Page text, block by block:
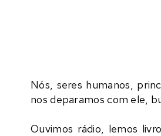
Nós, seres humanos,
nos deparamos com ele,
Ouvimos rádio, lemos